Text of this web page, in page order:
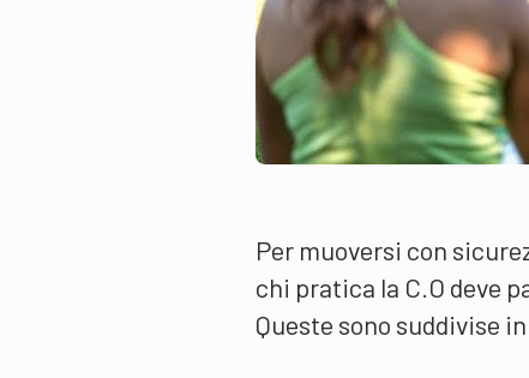
Per muoversi con
chi pratica la C.O deve
Queste sono suddivise in